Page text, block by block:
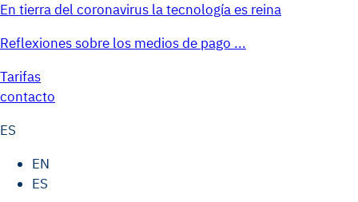
En tierra del coronavirus la tecnología es reina
Reflexiones sobre los medios de pago ...
Tarifas
contacto
ES
EN
ES